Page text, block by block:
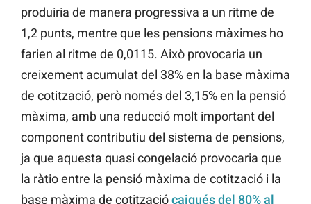
produiria de manera progressiva a un ritme de
1,2 punts, mentre que les pensions màximes ho
farien al ritme de 0,0115. Això provocaria un
creixement acumulat del 38% en la base màxima
de cotització, però només del 3,15% en la pensió
màxima, amb una reducció molt important del
component contributiu del sistema de pensions,
ja que aquesta quasi congelació provocaria que
la ràtio entre la pensió màxima de cotització i la
base màxima de cotitzaciócaigués del 80% al